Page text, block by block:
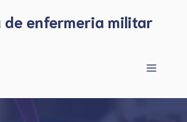
de enfermeria militar
Menu